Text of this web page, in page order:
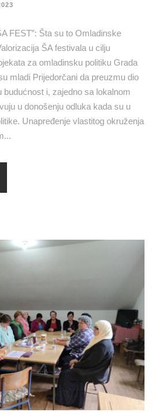
FEST”: Šta su to Omladinske
ŠA festivala u cilju
za omladinsku politiku Grada
mladi Prijedorčani da preuzmu dio
i, zajedno sa lokalnom
u donošenju odluka kada su u
Unapređenje vlastitog okruženja